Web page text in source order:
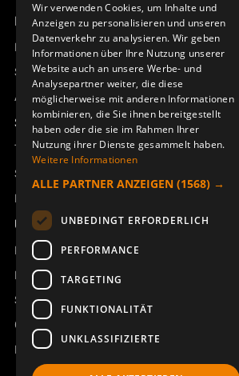
Produktübersicht
Remotus
Sesam
Access_Ctrl
Support
Technischer Support
Service buchen
Handbücher und Videoanleitungen
Über Åkerströms
Kontakt
Neuigkeiten
Sicherheit und Richtlinien
Geschäftsbedingungen
REACH
DEUTSCH
Wir verwenden Cookies, um Inhalte und
Anzeigen zu personalisieren und unseren
Datenverkehr zu analysieren. Wir geben
Informationen über Ihre Nutzung unserer
Website auch an unsere Werbe- und
Analysepartner weiter, die diese
möglicherweise mit anderen Informationen
kombinieren, die Sie ihnen bereitgestellt
haben oder die sie im Rahmen Ihrer
Nutzung ihrer Dienste gesammelt haben.
Weitere Informationen
ALLE PARTNER ANZEIGEN (1568) →
UNBEDINGT ERFORDERLICH
PERFORMANCE
TARGETING
FUNKTIONALITÄT
UNKLASSIFIZIERTE